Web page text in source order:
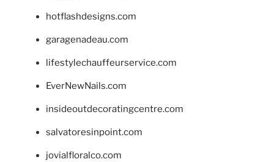
hotflashdesigns.com
garagenadeau.com
lifestylechauffeurservice.com
EverNewNails.com
insideoutdecoratingcentre.com
salvatoresinpoint.com
jovialfloralco.com